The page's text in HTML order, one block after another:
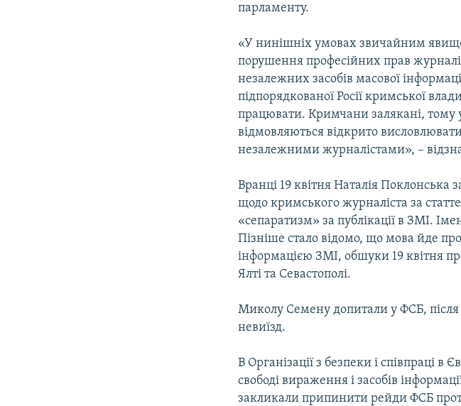
парламенту.
«У нинішніх умовах звичайним
порушення професійних прав
незалежних засобів масової
підпорядкованої Росії кримської
працювати. Кримчани залякані, тому
відмовляються відкрито
незалежними журналістами», –
Вранці 19 квітня Наталія
щодо кримського журналіста за
«сепаратизм» за публікації в ЗМІ.
Пізніше стало відомо, що мова йде
інформацією ЗМІ, обшуки 19 квітня
Ялті та Севастополі.
Миколу Семену допитали у ФСБ,
невиїзд.
В Організації з безпеки і співпраці в
свободі вираження і засобів
закликали припинити рейди ФСБ